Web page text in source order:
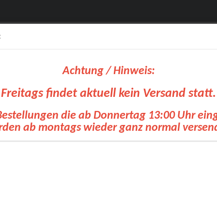
Achtung / Hinweis:
Freitags findet aktuell kein Versand statt.
die ab Donnertag 13:00 Uhr
ab montags wieder ganz normal
Suche...